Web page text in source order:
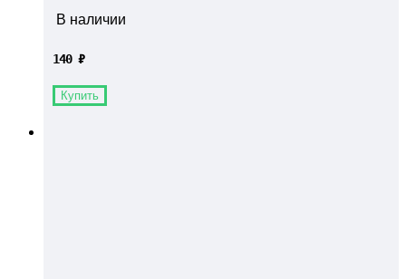
В наличии
140 ₽
Купить